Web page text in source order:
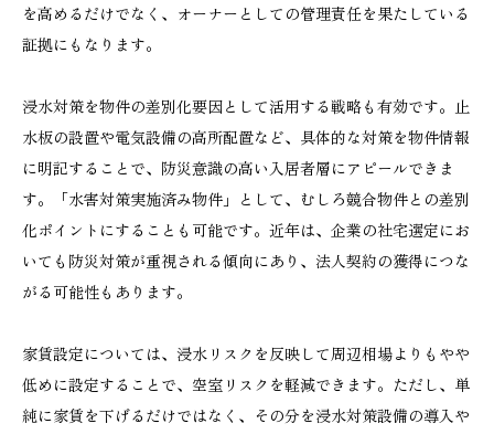
を高めるだけでなく、オーナーとしての管理責任を果たしている
証拠にもなります。
浸水対策を物件の差別化要因として活用する戦略も有効です。止
水板の設置や電気設備の高所配置など、具体的な対策を物件情報
に明記することで、防災意識の高い入居者層にアピールできま
す。「水害対策実施済み物件」として、むしろ競合物件との差別
化ポイントにすることも可能です。近年は、企業の社宅選定にお
いても防災対策が重視される傾向にあり、法人契約の獲得につな
がる可能性もあります。
家賃設定については、浸水リスクを反映して周辺相場よりもやや
低めに設定することで、空室リスクを軽減できます。ただし、単
純に家賃を下げるだけではなく、その分を浸水対策設備の導入や